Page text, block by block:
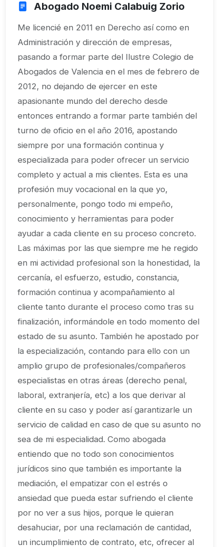
Abogado Noemi Calabuig Zorio
Me licencié en 2011 en Derecho así como en
Administración y dirección de empresas,
pasando a formar parte del Ilustre Colegio de
Abogados de Valencia en el mes de febrero de
2012, no dejando de ejercer en este
apasionante mundo del derecho desde
entonces entrando a formar parte también del
turno de oficio en el año 2016, apostando
siempre por una formación continua y
especializada para poder ofrecer un servicio
completo y actual a mis clientes. Esta es una
profesión muy vocacional en la que yo,
personalmente, pongo todo mi empeño,
conocimiento y herramientas para poder
ayudar a cada cliente en su proceso concreto.
Las máximas por las que siempre me he regido
en mi actividad profesional son la honestidad, la
cercanía, el esfuerzo, estudio, constancia,
formación continua y acompañamiento al
cliente tanto durante el proceso como tras su
finalización, informándole en todo momento del
estado de su asunto. También he apostado por
la especialización, contando para ello con un
amplio grupo de profesionales/compañeros
especialistas en otras áreas (derecho penal,
laboral, extranjería, etc) a los que derivar al
cliente en su caso y poder así garantizarle un
servicio de calidad en caso de que su asunto no
sea de mi especialidad. Como abogada
entiendo que no todo son conocimientos
jurídicos sino que también es importante la
mediación, el empatizar con el estrés o
ansiedad que pueda estar sufriendo el cliente
por no ver a sus hijos, porque le quieran
desahuciar, por una reclamación de cantidad,
un incumplimiento de contrato, etc, ofrecer al